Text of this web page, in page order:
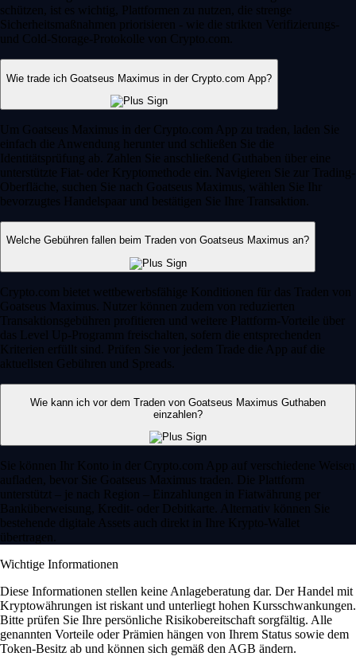
schützen, ist es wichtig, Plattformen zu nutzen, die strenge
Sicherheitsmaßnahmen priorisieren - wie die strikten Verifizierungs-
und Cold-Storage-Protokolle von Crypto.com.
Wie trade ich Goatseus Maximus in der Crypto.com App?
Um Goatseus Maximus in der Crypto.com App zu traden, laden Sie
einfach die Anwendung herunter und schließen Sie die
Identitätsprüfung ab. Zahlen Sie anschließend Guthaben über eine
unterstützte Fiat- oder Kryptomethode ein. Navigieren Sie zur Trading-
Oberfläche, suchen Sie nach Goatseus Maximus, wählen Sie Ihr
bevorzugtes Handelspaar und bestätigen Sie Ihre Transaktion.
Welche Gebühren fallen beim Traden von Goatseus Maximus an?
Crypto.com bietet wettbewerbsfähige Konditionen für das Traden von
Goatseus Maximus. Nutzer können zudem von reduzierten
Transaktionsgebühren profitieren und weitere Plattform-Vorteile über
das Level Up-Programm freischalten, sofern die entsprechenden
Kriterien erfüllt sind. Prüfen Sie vor jedem Trade die App auf die
aktuellsten Gebühren und Spreads.
Wie kann ich vor dem Traden von Goatseus Maximus Guthaben
einzahlen?
Sie können Ihr Konto in der Crypto.com App auf verschiedene Weisen
aufladen, bevor Sie Goatseus Maximus traden. Die Plattform
unterstützt – je nach Region – Einzahlungen in Fiatwährung per
Banküberweisung, Kredit- oder Debitkarte. Alternativ können Sie
bestehende digitale Assets auch direkt in Ihre Krypto-Wallet
übertragen.
Wichtige Informationen
Diese Informationen stellen keine Anlageberatung dar. Der Handel mit
Kryptowährungen ist riskant und unterliegt hohen Kursschwankungen.
Bitte prüfen Sie Ihre persönliche Risikobereitschaft sorgfältig. Alle
genannten Vorteile oder Prämien hängen von Ihrem Status sowie dem
Token-Besitz ab und können sich gemäß den AGB ändern.